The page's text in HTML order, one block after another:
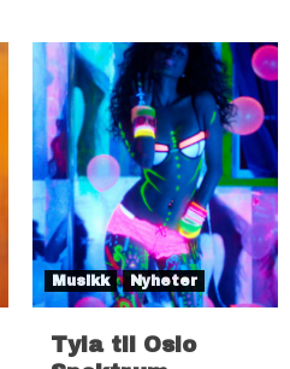
Musikk Nyheter
Tyla til Oslo